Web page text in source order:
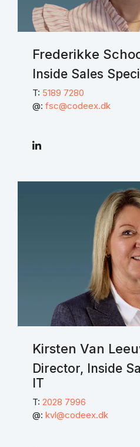
Frederikke
Inside Sales
T: 5189 7280
@: fsc@codeex.dk
Kirsten Van
Director, Inside
IT
T: 2028 7996
@: kvl@codeex.dk